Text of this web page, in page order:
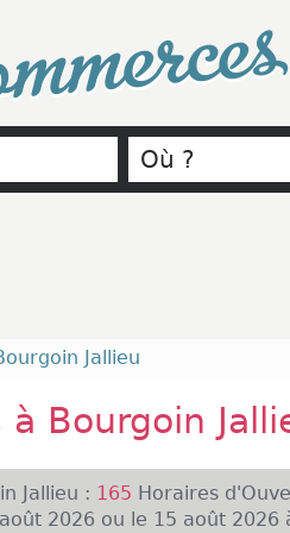
Jallieu
à Bourgoin
Jallieu : 165 Horaires
2026 ou le 15 août 2026